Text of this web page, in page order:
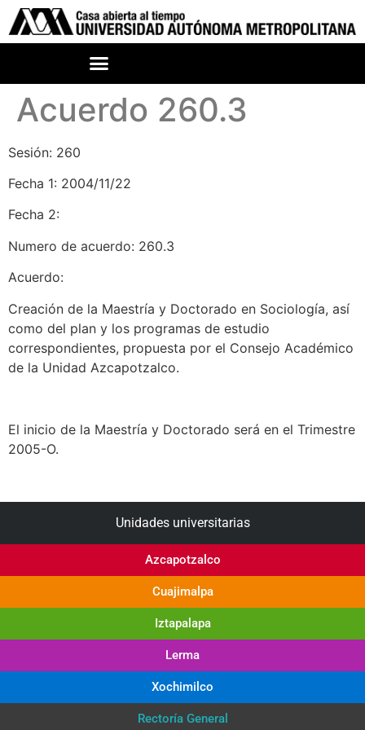
Acuerdo 260.3
Sesión: 260
Fecha 1: 2004/11/22
Fecha 2:
Numero de acuerdo: 260.3
Acuerdo:
Creación de la Maestría y Doctorado en Sociología, así
como del plan y los programas de estudio
correspondientes, propuesta por el Consejo Académico
de la Unidad Azcapotzalco.
El inicio de la Maestría y Doctorado será en el Trimestre
2005-O.
Unidades universitarias
Azcapotzalco
Cuajimalpa
Iztapalapa
Lerma
Xochimilco
Rectoría General